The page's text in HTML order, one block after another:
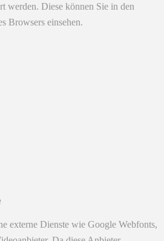
werden. Diese können Sie in den
Browsers einsehen.
externe Dienste wie Google Webfonts,